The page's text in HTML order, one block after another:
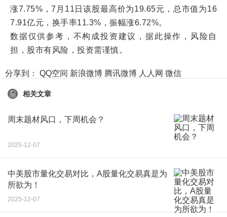
涨7.75%，7月11日该股最高价为19.65元，总市值为16
7.91亿元，换手率11.3%，振幅涨6.72%。
数据仅供参考，不构成投资建议，据此操作，风险自
担，股市有风险，投资需谨慎。
分享到： QQ空间 新浪微博 腾讯微博 人人网 微信
相关文章
周末题材风口，下周机会？
2025-12-07
中美股市量化交易对比，A股量化交易真是为
所欲为！
2025-12-07